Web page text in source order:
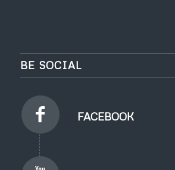
BE SOCIAL
FACEBOOK